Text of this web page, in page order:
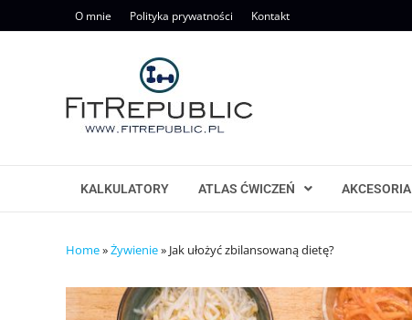
to
O mnie Polityka prywatności Kontakt
KALKULATORY ATLAS ĆWICZEŃ AKCESORIA
Home»Żywienie» Jak ułożyć zbilansowaną dietę?